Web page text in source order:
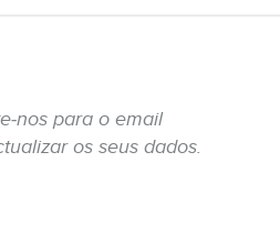
nos para o email
os seus dados.